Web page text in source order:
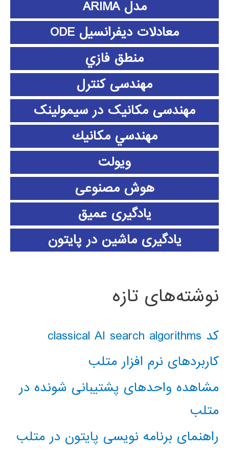
مدل ARIMA
معادلات دیفرانسیل ODE
منطق فازي
مهندسی کنترل
مهندسی مکانیک در سیمولینک
مهندسي مكانيك
ویولت
هوش مصنوعی
یادگیری عمیق
یادگیری ماشین در پایتون
نوشته‌های تازه
کد classical AI search algorithms
کاربردهای نرم افزار متلب
مشاهده واحدهای پشتیبانی شونده در
متلب
راهنمای برنامه نویسی پایتون در متلب